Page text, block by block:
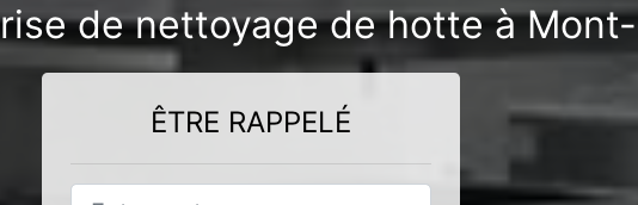
de nettoyage de hotte à
ÊTRE RAPPELÉ